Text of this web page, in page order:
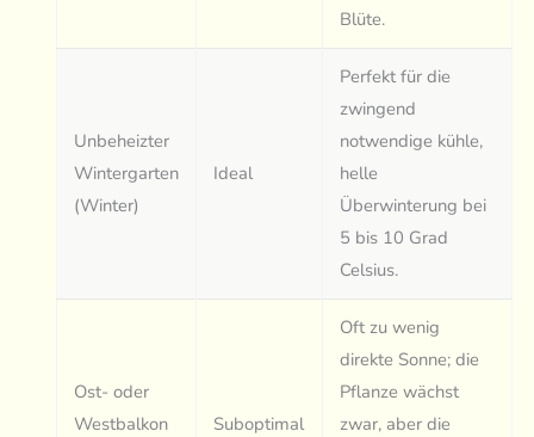
Blüte.
Unbeheizter
Wintergarten
(Winter)
Ideal
Perfekt für die
zwingend
notwendige kühle,
helle
Überwinterung bei
5 bis 10 Grad
Celsius.
Ost- oder
Westbalkon
Suboptimal
Oft zu wenig
direkte Sonne; die
Pflanze wächst
zwar, aber die